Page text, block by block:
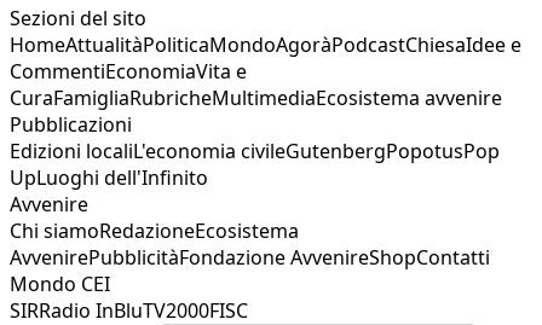
Sezioni del sito
HomeAttualitàPoliticaMondoAgoràPodcastChiesaIdee e
CommentiEconomiaVita e
CuraFamigliaRubricheMultimediaEcosistema avvenire
Pubblicazioni
Edizioni localiL'economia civileGutenbergPopotusPop
UpLuoghi dell'Infinito
Avvenire
Chi siamoRedazioneEcosistema
AvvenirePubblicitàFondazione AvvenireShopContatti
Mondo CEI
SIRRadio InBluTV2000FISC